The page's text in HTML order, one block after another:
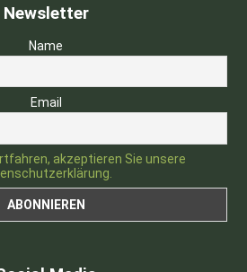
Newsletter
Name
Email
akzeptieren Sie unsere